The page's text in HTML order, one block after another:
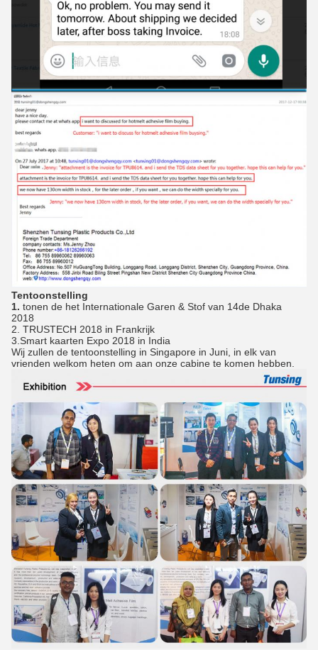
Tentoonstelling
1. tonen de het Internationale Garen & Stof van 14de Dhaka
2018
2. TRUSTECH 2018 in Frankrijk
3.Smart kaarten Expo 2018 in India
Wij zullen de tentoonstelling in Singapore in Juni, in elk van
vrienden welkom heten om aan onze cabine te komen hebben.